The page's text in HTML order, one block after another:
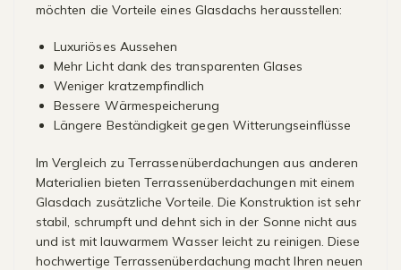
möchten die Vorteile eines Glasdachs herausstellen:
Luxuriöses Aussehen
Mehr Licht dank des transparenten Glases
Weniger kratzempfindlich
Bessere Wärmespeicherung
Längere Beständigkeit gegen Witterungseinflüsse
Im Vergleich zu Terrassenüberdachungen aus anderen
Materialien bieten Terrassenüberdachungen mit einem
Glasdach zusätzliche Vorteile. Die Konstruktion ist sehr
stabil, schrumpft und dehnt sich in der Sonne nicht aus
und ist mit lauwarmem Wasser leicht zu reinigen. Diese
hochwertige Terrassenüberdachung macht Ihren neuen